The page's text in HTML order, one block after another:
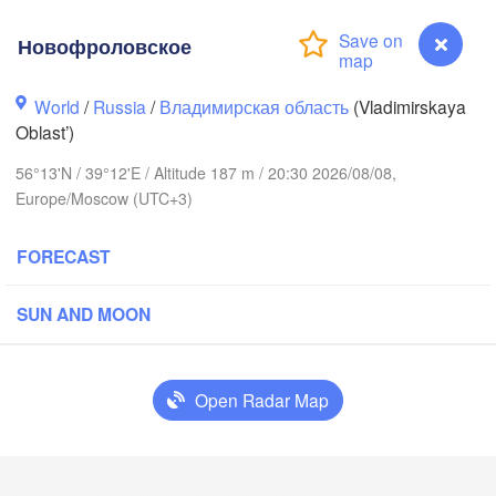
Новофроловское
World /Russia /Владимирская область (Vladimirskaya
Oblast’)
56°13'N / 39°12'E / Altitude 187 m / 20:30 2026/08/08,
Europe/Moscow (UTC+3)
FORECAST
SUN AND MOON
Open Radar Map
Череповец
(Cherepovets)
Вологда